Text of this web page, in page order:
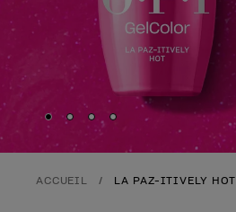
Skip to slide
Skip to slide
Skip to slide
Skip to slide
ACCUEIL LA PAZ-ITIVELY HOT